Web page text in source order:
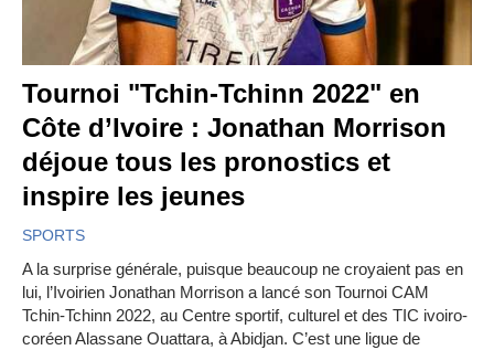
Tournoi "Tchin-Tchinn 2022" en
Côte d’Ivoire : Jonathan Morrison
déjoue tous les pronostics et
inspire les jeunes
SPORTS
A la surprise générale, puisque beaucoup ne croyaient pas en
lui, l’Ivoirien Jonathan Morrison a lancé son Tournoi CAM
Tchin-Tchinn 2022, au Centre sportif, culturel et des TIC ivoiro-
coréen Alassane Ouattara, à Abidjan. C’est une ligue de